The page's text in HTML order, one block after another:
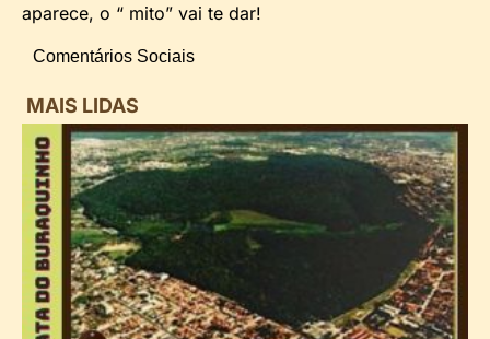
aparece, o “ mito” vai te dar!
Comentários Sociais
MAIS LIDAS